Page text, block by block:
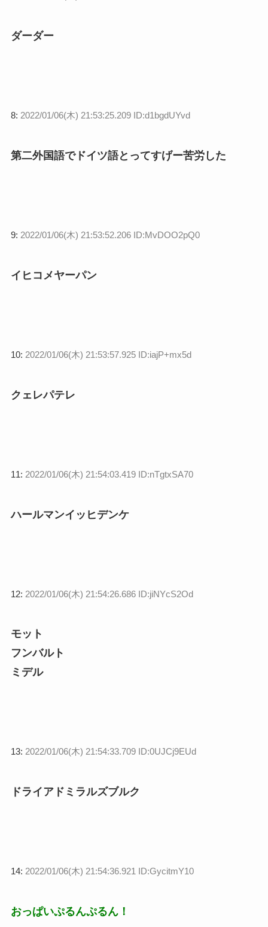
ダーダー
8: 2022/01/06(木) 21:53:25.209 ID:d1bgdUYvd
第二外国語でドイツ語とってすげー苦労した
9: 2022/01/06(木) 21:53:52.206 ID:MvDOO2pQ0
イヒコメヤーパン
10: 2022/01/06(木) 21:53:57.925 ID:iajP+mx5d
クェレパテレ
11: 2022/01/06(木) 21:54:03.419 ID:nTgtxSA70
ハールマンイッヒデンケ
12: 2022/01/06(木) 21:54:26.686 ID:jiNYcS2Od
モット
フンバルト
ミデル
13: 2022/01/06(木) 21:54:33.709 ID:0UJCj9EUd
ドライアドミラルズブルク
14: 2022/01/06(木) 21:54:36.921 ID:GycitmY10
おっぱいぷるんぷるん！